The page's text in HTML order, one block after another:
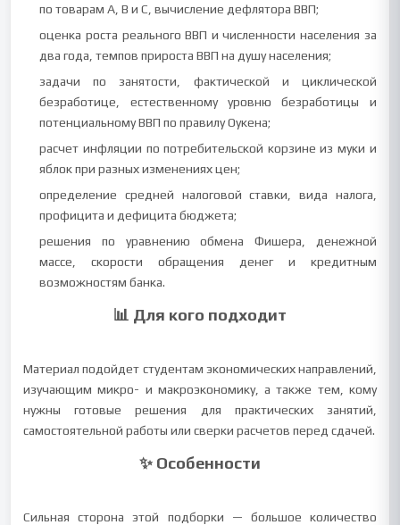
по товарам A, B и C, вычисление дефлятора ВВП;
оценка роста реального ВВП и численности населения за
два года, темпов прироста ВВП на душу населения;
задачи по занятости, фактической и циклической
безработице, естественному уровню безработицы и
потенциальному ВВП по правилу Оукена;
расчет инфляции по потребительской корзине из муки и
яблок при разных изменениях цен;
определение средней налоговой ставки, вида налога,
профицита и дефицита бюджета;
решения по уравнению обмена Фишера, денежной
массе, скорости обращения денег и кредитным
возможностям банка.
📊 Для кого подходит
Материал подойдет студентам экономических направлений,
изучающим микро- и макроэкономику, а также тем, кому
нужны готовые решения для практических занятий,
самостоятельной работы или сверки расчетов перед сдачей.
✨ Особенности
Сильная сторона этой подборки — большое количество